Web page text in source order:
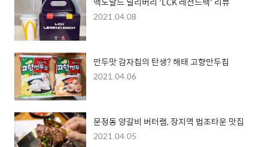
2021.04.08
만두맛 감자칩의 탄생? 해태 고향만두칩
2021.04.06
문정동 양갈비 버터램, 장지역 법조타운 맛집
2021.04.05